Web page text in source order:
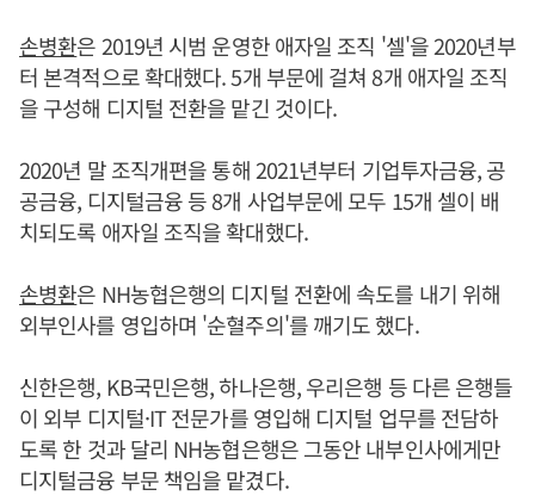
손병환은 2019년 시범 운영한 애자일 조직 '셀'을 2020년부
터 본격적으로 확대했다. 5개 부문에 걸쳐 8개 애자일 조직
을 구성해 디지털 전환을 맡긴 것이다.
2020년 말 조직개편을 통해 2021년부터 기업투자금융, 공
공금융, 디지털금융 등 8개 사업부문에 모두 15개 셀이 배
치되도록 애자일 조직을 확대했다.
손병환은 NH농협은행의 디지털 전환에 속도를 내기 위해
외부인사를 영입하며 '순혈주의'를 깨기도 했다.
신한은행, KB국민은행, 하나은행, 우리은행 등 다른 은행들
이 외부 디지털·IT 전문가를 영입해 디지털 업무를 전담하
도록 한 것과 달리 NH농협은행은 그동안 내부인사에게만
디지털금융 부문 책임을 맡겼다.